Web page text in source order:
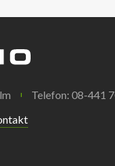
Telefon: 08-441